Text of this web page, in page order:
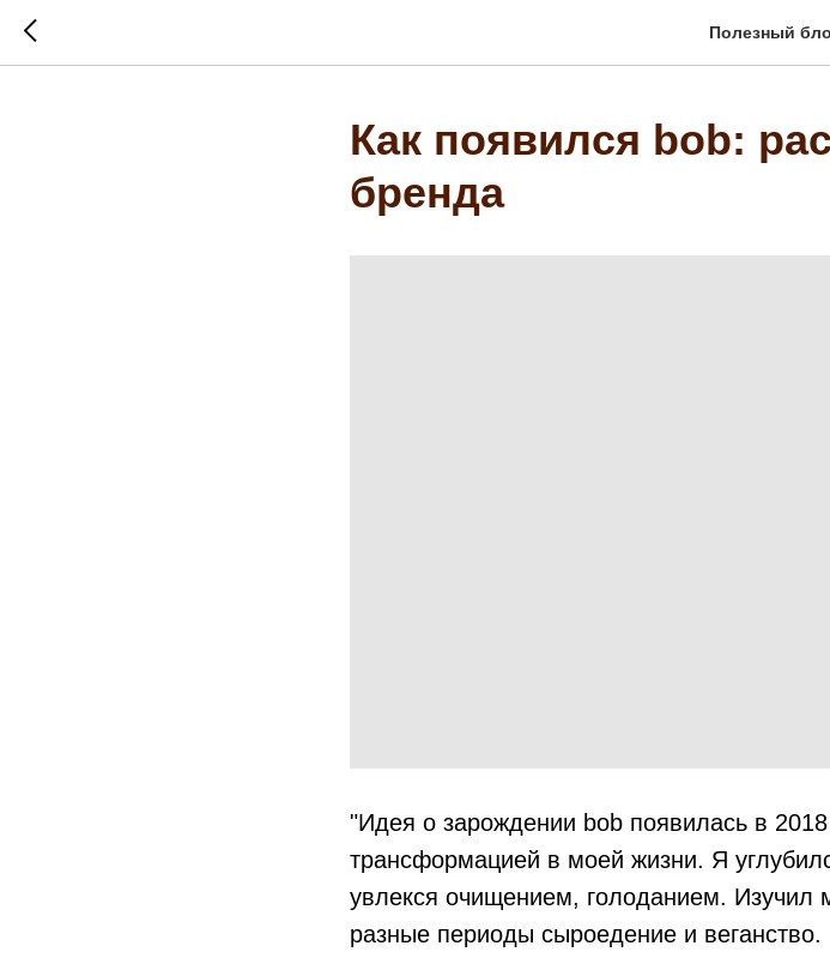
Полезный
Как появился bob:
бренда
"Идея о зарождении bob появилась в
трансформацией в моей жизни. Я
увлекся очищением, голоданием. Изучил
разные периоды сыроедение и веганство.